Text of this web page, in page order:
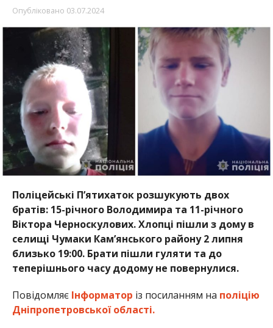
Опубліковано 03.07.2024
Поліцейські П’ятихаток розшукують двох
братів: 15-річного Володимира та 11-річного
Віктора Черноскулових. Хлопці пішли з дому в
селищі Чумаки Кам’янського району2 липня
близько 19:00. Брати пішли гуляти та до
теперішнього часу додому не повернулися.
Повідомляє Інформатор із посиланням на поліцію
Дніпропетровської області.